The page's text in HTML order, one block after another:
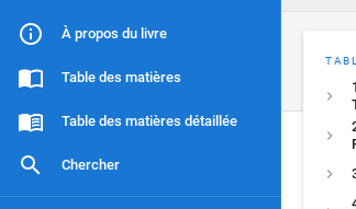
À propos du livre
Table des matières
Table des matières détaillée
Chercher